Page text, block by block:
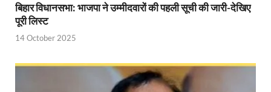
Shri Krishna Jaman bhumi: श्रीकृष्ण जन्मभूमि के
आईएसबीटी-मसूरी डायवर्जन कॉरिडोर का स्थलीय निरीक्षण
बिहार विधानसभा: भाजपा ने उम्मीदवारों की पहली सूची की जारी-देखिए
पूरी लिस्ट
14 October 2025